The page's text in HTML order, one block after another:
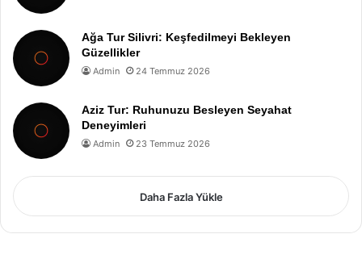
Ağa Tur Silivri: Keşfedilmeyi Bekleyen
Güzellikler
Admin 24 Temmuz 2026
Aziz Tur: Ruhunuzu Besleyen Seyahat
Deneyimleri
Admin 23 Temmuz 2026
Daha Fazla Yükle